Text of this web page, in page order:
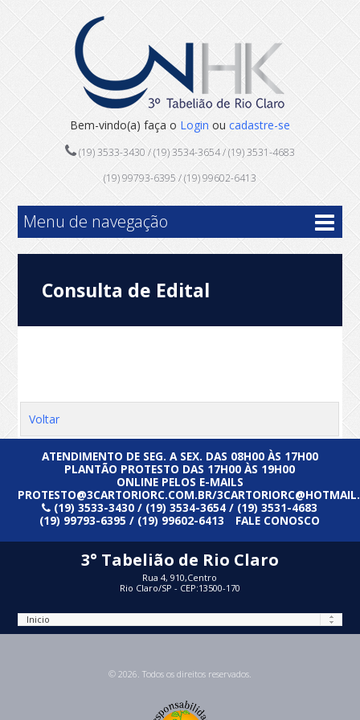
Bem-vindo(a) faça o Login ou cadastre-se
(19) 3533-3430 / (19) 3534-3654 / (19) 3531-4683
(19) 99793-6395 / (19) 99602-6413
Menu de navegação
Consulta de Edital
Voltar
ATENDIMENTO DE SEG. A SEX. DAS 08H00 ÀS 17H00
PLANTÃO PROTESTO DAS 17H00 ÀS 19H00
ONLINE PELOS E-MAILS
PROTESTO@3CARTORIORC.COM.BR/
(19) 3533-3430 / (19) 3534-3654 / (19) 3531-4683
(19) 99793-6395 / (19) 99602-6413
FALE CONOSCO
3° Tabelião de Rio Claro
Rua 4, 910,Centro
Rio Claro/SP - CEP:13500-170
© 2026. Todos os direitos reservados.